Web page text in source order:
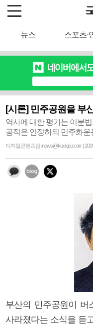
뉴스 스포츠·
[시론] 민주공원을 부
역사에 대한 평가는 이분
공적은 인정하되 민주화운
디지털콘텐츠팀 inews@kookje.co.kr |
부산의 민주공원이 버
사라졌다는 소식을 듣